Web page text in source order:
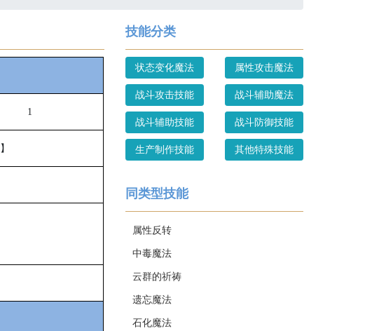
1
】
技能分类
状态变化魔法 属性攻击魔法
战斗攻击技能 战斗辅助魔法
战斗辅助技能 战斗防御技能
生产制作技能 其他特殊技能
同类型技能
属性反转
中毒魔法
云群的祈祷
遗忘魔法
石化魔法